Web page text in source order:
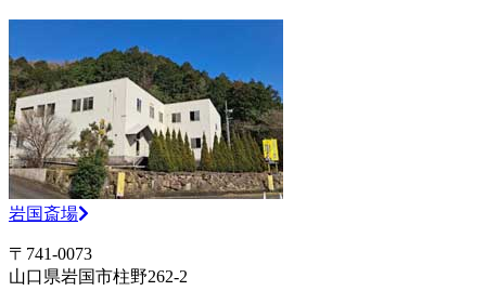
岩国斎場
〒741-0073
山口県岩国市柱野262-2